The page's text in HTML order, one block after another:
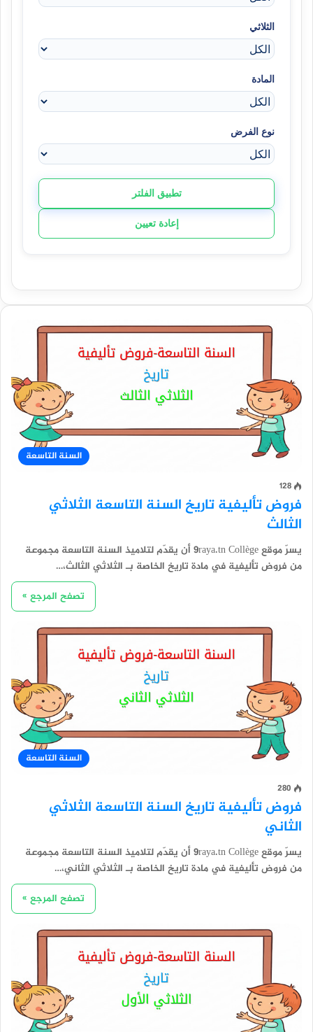
الثلاثي
المادة
نوع الفرض
تطبيق الفلتر
إعادة تعيين
السنة التاسعة
128
فروض تأليفية تاريخ السنة التاسعة الثلاثي
الثالث
يسرّ موقع 9raya.tn Collège أن يقدّم لتلاميذ السنة التاسعة مجموعة
من فروض تأليفية في مادة تاريخ الخاصة بـ الثلاثي الثالث،…
تصفح المرجع »
السنة التاسعة
280
فروض تأليفية تاريخ السنة التاسعة الثلاثي
الثاني
يسرّ موقع 9raya.tn Collège أن يقدّم لتلاميذ السنة التاسعة مجموعة
من فروض تأليفية في مادة تاريخ الخاصة بـ الثلاثي الثاني،…
تصفح المرجع »